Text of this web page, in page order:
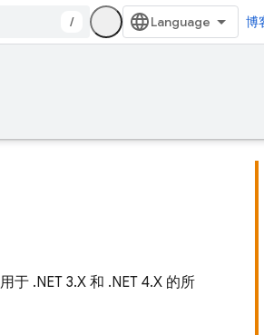
/ 博
于 .NET 3.X 和 .NET 4.X 的所